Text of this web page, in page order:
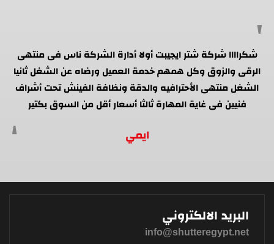
شكراااا شركة شتر ايجيبت أولا أدارة الشركة ناس فى منتهى
الرقى والزوق وكل همهم خدمة العميل ورضاه عن الشغل ثانيا
الشغل منتهى الأحترافيه والدقة ونظافة الفينش تحت أشراف
فنيين فى غاية المهارة ثالثا أسعار أقل من السوق بكتير
ايمي
البريد الالكتروني
info@shutteregypt.net